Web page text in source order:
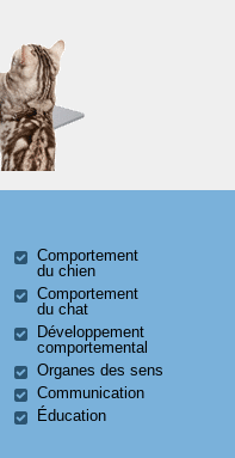
Comportement
du chien
Comportement
du chat
Développement
comportemental
Organes des sens
Communication
Éducation